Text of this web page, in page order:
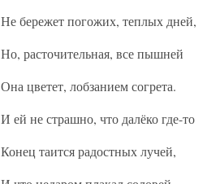
Не бережет погожих, теплых дней,
Но, расточительная, все пышней
Она цветет, лобзанием согрета.
И ей не страшно, что далёко где-то
Конец таится радостных лучей,